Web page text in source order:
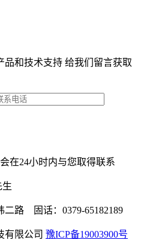
和技术支持 给我们留言获取
在24小时内与您取得联系
生
二路 固话：0379-65182189
有限公司 豫ICP备19003900号